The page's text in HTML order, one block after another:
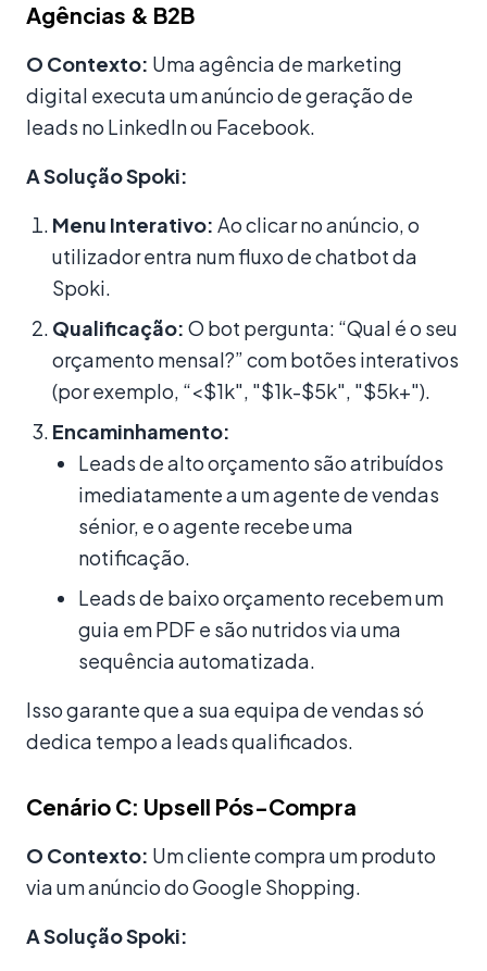
Agências & B2B
O Contexto: Uma agência de marketing
digital executa um anúncio de geração de
leads no LinkedIn ou Facebook.
A Solução Spoki:
Menu Interativo: Ao clicar no anúncio, o
utilizador entra num fluxo de chatbot da
Spoki.
Qualificação: O bot pergunta: “Qual é o seu
orçamento mensal?” com botões interativos
(por exemplo, “<$1k", "$1k-$5k", "$5k+").
Encaminhamento:
Leads de alto orçamento são atribuídos
imediatamente a um agente de vendas
sénior, e o agente recebe uma
notificação.
Leads de baixo orçamento recebem um
guia em PDF e são nutridos via uma
sequência automatizada.
Isso garante que a sua equipa de vendas só
dedica tempo a leads qualificados.
Cenário C: Upsell Pós-Compra
O Contexto: Um cliente compra um produto
via um anúncio do Google Shopping.
A Solução Spoki: